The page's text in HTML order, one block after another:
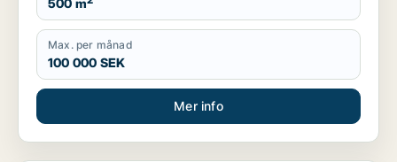
500 m
Max. per månad
100 000 SEK
Mer info